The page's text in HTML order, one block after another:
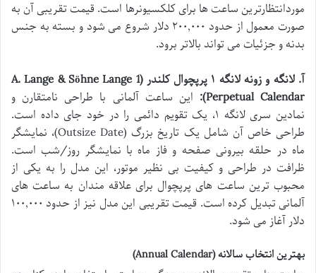
موردانتظارترین ساعت ها برای کلکسیونرها است. قیمت تقریبی آن به
صورت معمول از حدود ۲۰۰,۰۰۰ دلار شروع می شود و بسته به جنس
بدنه و جزئیات می تواند بالاتر برود.
آ. لانگه و زونه لانگه ۱ پرپچوال کلندر (A. Lange & Söhne Lange 1
Perpetual Calendar):
این ساعت آلمانی با طراحی نامتقارن و
نمادین سری لانگه ۱، یک تقویم دائمی را در خود جای داده است.
طراحی خاص آن شامل یک تاریخ بزرگ (Outsize Date)، نمایشگر
ماه در حلقه بیرونی صفحه و فاز ماه با نمایشگر روز/شب است.
ظرافت در طراحی و کیفیت بی نظیر موتور، این مدل را به یکی از
محبوب ترین ساعت های پرپچوال برای علاقه مندان به ساعت های
آلمانی تبدیل کرده است. قیمت تقریبی این مدل نیز از حدود ۱۰۰,۰۰۰
دلار آغاز می شود.
بهترین انتخاب سالانه (Annual Calendar)